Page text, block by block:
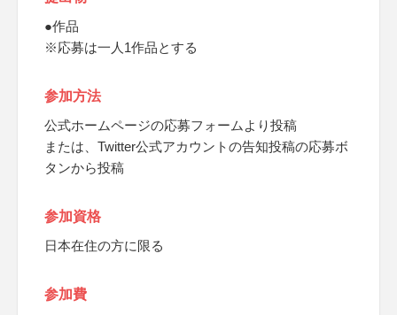
●作品
※応募は一人1作品とする
参加方法
公式ホームページの応募フォームより投稿
または、Twitter公式アカウントの告知投稿の応募ボ
タンから投稿
参加資格
日本在住の方に限る
参加費